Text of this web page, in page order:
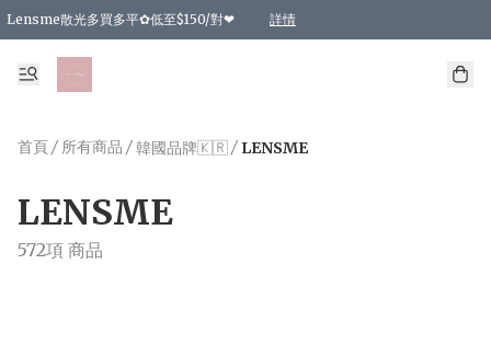
Lensme散光多買多平✿低至$150/對❤ 詳情
台灣Karacon⁩✧日拋 特價清貨❁⃘
日本韓國多款日/月拋現貨☼ 特價❤︎數量有限 售完即止
🇰🇷韓國多款月拋現貨 特價兩對$99✿數量有限 售完即止♫
精選商品，任選買2件或以上9 折；買4件或以上85 折；買6件或以上8 折
精選商品，任選買2件HKD 140.00；買4件HKD 260.00
精選商品，任選買2件HKD 190.00；買4件HKD 360.00
精選商品，任選買2件HKD 110.00；買4件HKD 180.00
精選商品，任選買2件HKD 170.00；買4件HKD 320.00
精選商品，任選買2件或以上減HKD 148.00
精選商品，任選買2件或以上減HKD 148.00
精選商品，任選買2件或以上95 折；買4件或以上9 折；買6件或以上85 折；買8件
精選商品，任選買12件或以上87 折
精選商品，任選買2件或以上減HKD 16.00；買4件或以上減HKD 32.00；買6
精選商品，任選買2件或以上95 折；買4件或以上9 折；買8件或以上85 折；買12
購物滿 HKD 800.00即享免運費優惠！（適用於 特定的送貨方式 )
首頁/ 所有商品 /韓國品牌🇰🇷/ LENSME
LENSME
572項 商品